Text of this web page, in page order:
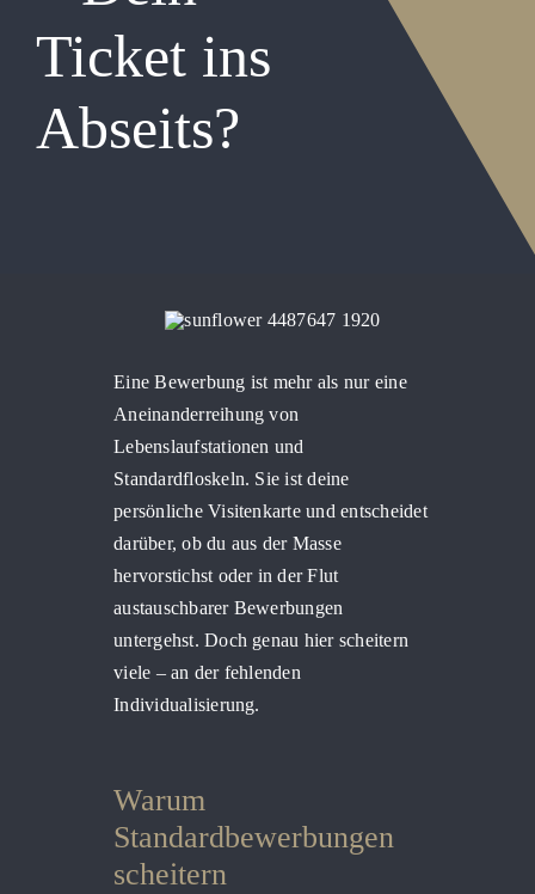
Ticket ins
Abseits?
Eine Bewerbung ist mehr als nur eine
Aneinanderreihung von
Lebenslaufstationen und
Standardfloskeln. Sie ist deine
persönliche Visitenkarte und entscheidet
darüber, ob du aus der Masse
hervorstichst oder in der Flut
austauschbarer Bewerbungen
untergehst. Doch genau hier scheitern
viele – an der fehlenden
Individualisierung.
Warum
Standardbewerbungen
scheitern